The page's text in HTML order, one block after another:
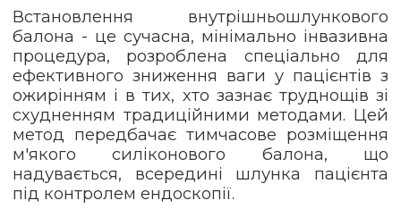
Встановлення внутрішньошлункового
балона - це сучасна, мінімально інвазивна
процедура, розроблена спеціально для
ефективного зниження ваги у пацієнтів з
ожирінням і в тих, хто зазнає труднощів зі
схудненням традиційними методами. Цей
метод передбачає тимчасове розміщення
м'якого силіконового балона, що
надувається, всередині шлунка пацієнта
під контролем ендоскопії.